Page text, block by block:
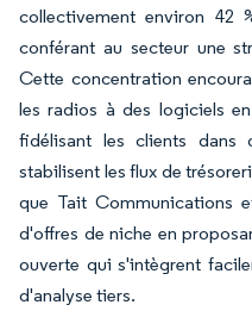
collectivement environ 42
conférant au secteur une
Cette concentration
les radios à des logiciels
fidélisant les clients
stabilisent les flux de
que Tait Communications
d'offres de niche en
ouverte qui s'intègrent
d'analyse tiers.